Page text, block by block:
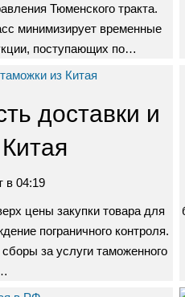
Тюменского тракта.
минимизирует временные
поступающих по…
доставки и
в 04:19
цены закупки товара для
пограничного контроля.
за услуги таможенного